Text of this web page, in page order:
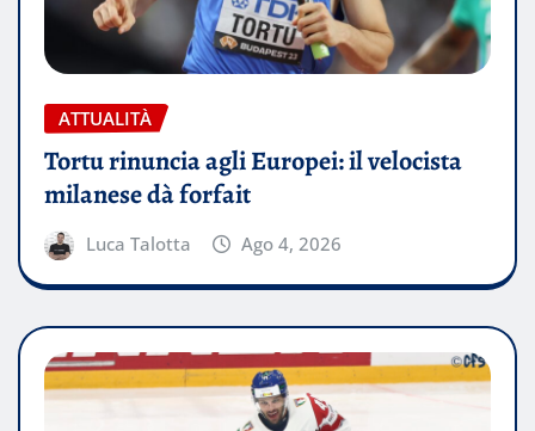
ATTUALITÀ
Tortu rinuncia agli Europei: il velocista
milanese dà forfait
Luca Talotta Ago 4, 2026